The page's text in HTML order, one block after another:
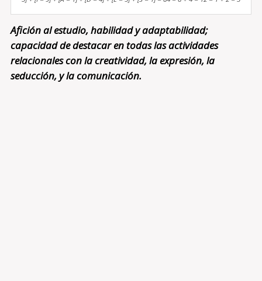
Afición al estudio, habilidad y adaptabilidad;
capacidad de destacar en todas las actividades
relacionales con la creatividad, la expresión, la
seducción, y la comunicación.